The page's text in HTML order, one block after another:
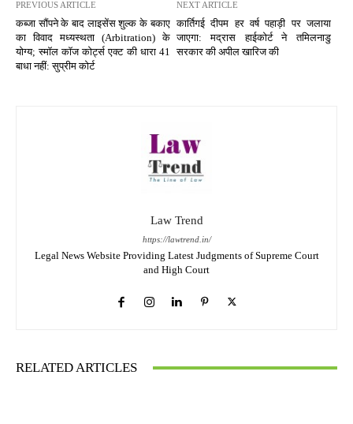
PREVIOUS ARTICLE
कब्जा सौंपने के बाद लाइसेंस शुल्क के बकाए
का विवाद मध्यस्थता (Arbitration) के
योग्य; स्मॉल कॉज कोर्ट्स एक्ट की धारा 41
बाधा नहीं: सुप्रीम कोर्ट
NEXT ARTICLE
कार्तिगई दीपम हर वर्ष पहाड़ी पर जलाया
जाएगा: मद्रास हाईकोर्ट ने तमिलनाडु
सरकार की अपील खारिज की
Law Trend
https://lawtrend.in/
Legal News Website Providing Latest Judgments of Supreme Court
and High Court
RELATED ARTICLES